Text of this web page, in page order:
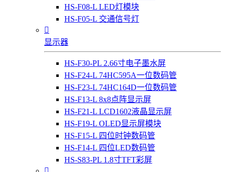
HS-F08-L LED灯模块
HS-F05-L 交通信号灯

显示器
HS-F30-PL 2.66寸电子墨水屏
HS-F24-L 74HC595A一位数码管
HS-F23-L 74HC164D一位数码管
HS-F13-L 8x8点阵显示屏
HS-F21-L LCD1602液晶显示屏
HS-F19-L OLED显示屏模块
HS-F15-L 四位时钟数码管
HS-F14-L 四位LED数码管
HS-S83-PL 1.8寸TFT彩屏